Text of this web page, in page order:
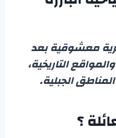
معشوقية بعد
التاريخية،
الجبلية.
؟